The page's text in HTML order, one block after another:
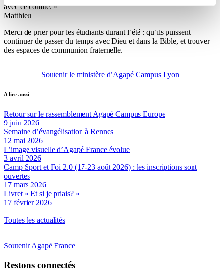
avec ce comité. »
Matthieu
Merci de prier pour les étudiants durant l’été : qu’ils puissent
continuer de passer du temps avec Dieu et dans la Bible, et trouver
des espaces de communion fraternelle.
Soutenir le ministère d’Agapé Campus Lyon
A lire aussi
Retour sur le rassemblement Agapé Campus Europe
9 juin 2026
Semaine d’évangélisation à Rennes
12 mai 2026
L’image visuelle d’Agapé France évolue
3 avril 2026
Camp Sport et Foi 2.0 (17-23 août 2026) : les inscriptions sont
ouvertes
17 mars 2026
Livret « Et si je priais? »
17 février 2026
Toutes les actualités
Soutenir Agapé France
Restons connectés